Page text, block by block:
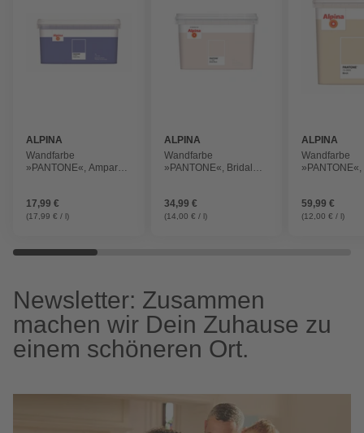
ALPINA
Wandfarbe
»PANTONE«, Amparo
17,99 €
(17,99 € / l)
ALPINA
Wandfarbe
»PANTONE«, Bridal
34,99 €
(14,00 € / l)
ALPINA
Wandfarbe
59,99 €
(12,00 € / l)
Newsletter: Zusammen
machen wir Dein Zuhause zu
einem schöneren Ort.